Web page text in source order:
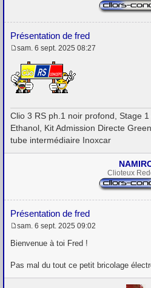
Présentation de fred
e
s
s
a
e
sam. 6 sept. 2025 08:27
Clio 3 RS ph.1 noir profond, Stage
Ethanol, Kit Admission Directe
tube intermédiaire Inoxcar
Clioteux
Présentation de fred
e
a
sam. 6 sept. 2025 09:02
Bienvenue à toi Fred !
Pas mal du tout ce petit bricolage